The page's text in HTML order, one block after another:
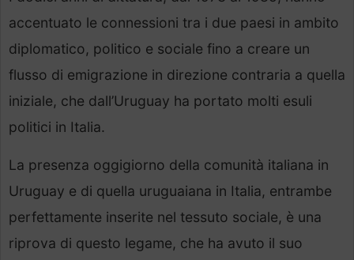
accentuato le connessioni tra i due paesi in ambito
diplomatico, politico e sociale fino a creare un
flusso di emigrazione in direzione contraria a quella
iniziale, che dall’Uruguay ha portato molti esuli
politici in Italia.
La presenza oggigiorno della comunità italiana in
Uruguay e di quella uruguaiana in Italia, entrambe
perfettamente inserite nel tessuto sociale, è una
riprova di questo legame, che ha avuto il suo